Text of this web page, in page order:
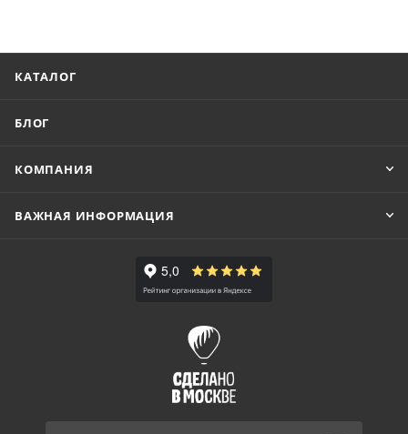
КАТАЛОГ
БЛОГ
КОМПАНИЯ
ВАЖНАЯ ИНФОРМАЦИЯ